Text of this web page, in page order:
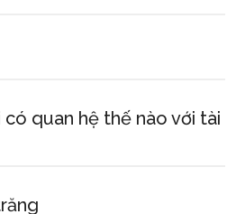
có quan hệ thế nào với tài